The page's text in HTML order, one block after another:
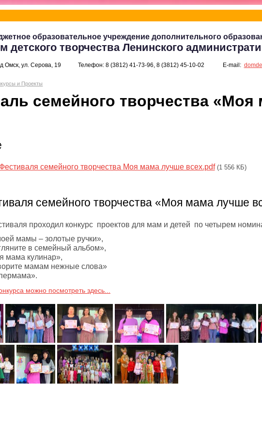
образовательное учреждение дополнительного
детского творчества Ленинского
Омск, ул. Серова, 19 Телефон: 8 (3812) 41-73-96, 8 (3812) 45-10-02 E-mail:
и Проекты
семейного творчества
семейного творчества Моя мама лучше всех.pdf (1 556 КБ)
семейного творчества «Моя мама лучше
проходил конкурс проектов для мам и детей по четырем
мамы – золотые ручки»,
в семейный альбом»,
мама кулинар»,
мамам нежные слова»
можно посмотреть здесь...